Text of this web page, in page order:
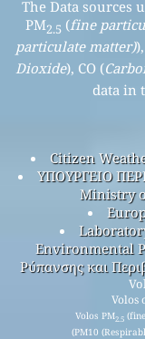
The Data sources
PM2.5 (fine
particulate matter)
Dioxide), CO (
data in
Citizen
ΥΠΟΥΡΓΕΙΟ
Ministry
Environmental
Ρύπανσης και
Volos
Volos PM2.5
(PM10